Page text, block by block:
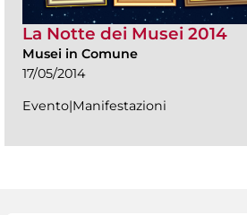
La Notte dei Musei 2014
Musei in Comune
17/05/2014
Evento|Manifestazioni